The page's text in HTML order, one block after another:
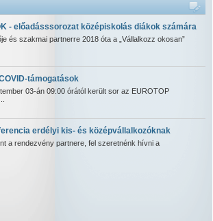
- előadásssorozat középiskolás diákok számára
és szakmai partnerre 2018 óta a „Vállalkozz okosan”
támogatások
03-án 09:00 órától került sor az EUROTOP
erdélyi kis- és középvállalkozóknak
a rendezvény partnere, fel szeretnénk hívni a